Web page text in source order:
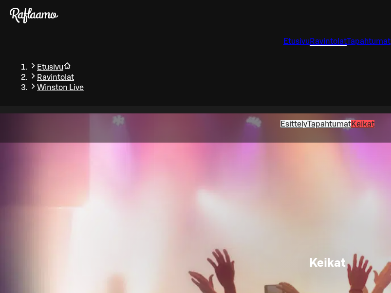
Siirry pääsisältöön
Etusivu RavintolatTapahtumat
Etusivu
Ravintolat
Winston Live
EsittelyTapahtumatKeikat
Keikat